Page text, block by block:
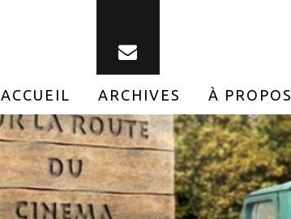
ACCUEIL ARCHIVES À PROPOS